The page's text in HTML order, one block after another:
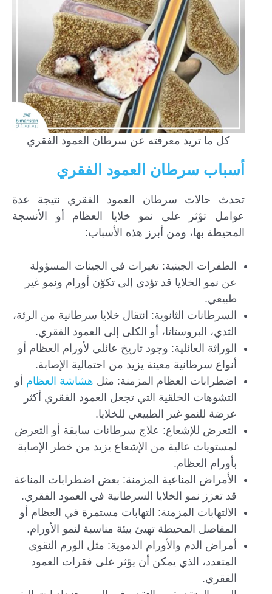
كل ما تريد معرفته عن سرطان العمود الفقري
أسباب سرطان العمود الفقري
تحدث حالات سرطان العمود الفقري نتيجة عدة
عوامل تؤثر على نمو خلايا العظام أو الأنسجة
المحيطة بها، ومن أبرز هذه الأسباب:
الطفرات الجينية: تغيرات في الجينات المسؤولة
عن نمو الخلايا قد تؤدي إلى تكوّن أورام ونمو غير
طبيعي.
السرطانات الثانوية: انتقال خلايا سرطانية من الرئة،
الثدي، البروستاتا، أو الكلى إلى العمود الفقري.
الوراثة العائلية: وجود تاريخ عائلي لأورام العظام أو
أنواع سرطانية معينة يزيد من احتمالية الإصابة.
اضطرابات العظام المزمنة: مثل هشاشة العظام أو
التشوهات الخلقية التي تجعل العمود الفقري أكثر
عرضة للنمو غير الطبيعي للخلايا.
التعرض للإشعاع: علاج سرطانات سابقة أو التعرض
لمستويات عالية من الإشعاع يزيد من خطر الإصابة
بأورام العظام.
الأمراض المناعية المزمنة: بعض اضطرابات المناعة
قد تعزز نمو الخلايا السرطانية في العمود الفقري.
الالتهابات المزمنة: التهابات مستمرة في العظام أو
المفاصل المحيطة تهيئ بيئة مناسبة لنمو الأورام.
أمراض الدم والأورام الدموية: مثل الورم النقوي
المتعدد، الذي يمكن أن يؤثر على فقرات العمود
الفقري.